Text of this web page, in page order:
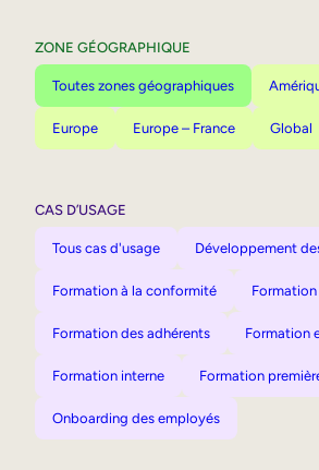
ZONE GÉOGRAPHIQUE
Toutes zones géographiques
Europe Europe – France Global
CAS D’USAGE
Tous cas d'usage Développement
Formation à la conformité
Formation des adhérents Formation
Formation interne Formation
Onboarding des employés